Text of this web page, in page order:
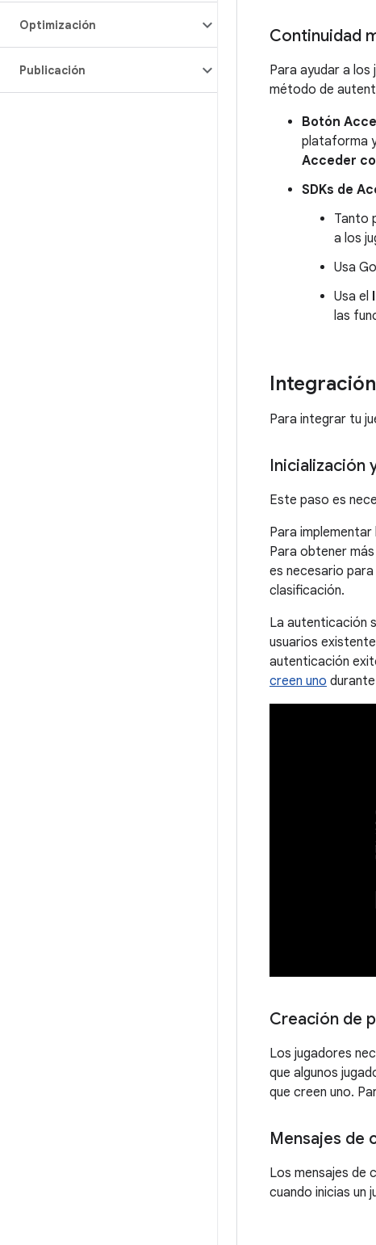
Optimización
Publicación
Continuidad
Para ayudar a los
método de
Botón
plataforma
Acceder
SDKs de
Tanto
a los
Usa
Usa el
las
Para integrar tu
Inicialización
Este paso es
Para
Para obtener
es necesario
clasificación.
La autenticación
usuarios
autenticación
creen uno
Creación de
Los jugadores
que algunos
que creen uno.
Mensajes de
Los mensajes de
cuando inicias un